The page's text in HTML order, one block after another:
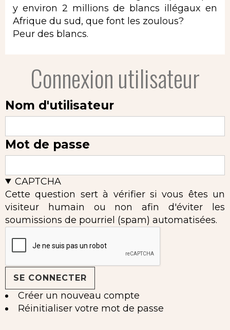
y environ 2 millions de blancs illégaux en
Afrique du sud, que font les zoulous?
Peur des blancs.
Connexion utilisateur
Nom d'utilisateur
Mot de passe
CAPTCHA
Cette question sert à vérifier si vous êtes un
visiteur humain ou non afin d'éviter les
soumissions de pourriel (spam) automatisées.
Créer un nouveau compte
Réinitialiser votre mot de passe